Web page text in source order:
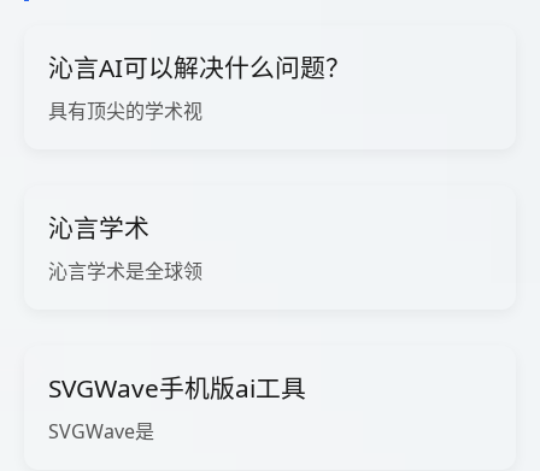
沁言AI可以解决什么问题？
具有顶尖的学术视
沁言学术
沁言学术是全球领
SVGWave手机版ai工具
SVGWave是